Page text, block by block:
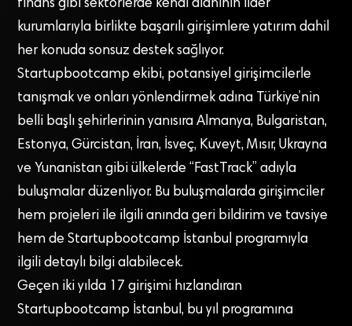
finans gibi sektörlerde kendi alanının lider
kurumlarıyla birlikte başarılı girişimlere yatırım dahil
her konuda sonsuz destek sağlıyor.
Startupbootcamp ekibi, potansiyel girişimcilerle
tanışmak ve onları yönlendirmek adına Türkiye’nin
belli başlı şehirlerinin yanısıra Almanya, Bulgaristan,
Estonya, Gürcistan, İran, İsveç, Kuveyt, Mısır, Ukrayna
ve Yunanistan gibi ülkelerde “FastTrack” adıyla
buluşmalar düzenliyor. Bu buluşmalarda girişimciler
hem projeleri ile ilgili anında geri bildirim ve tavsiye
hem de Startupbootcamp İstanbul programıyla
ilgili detaylı bilgi alabilecek.
Geçen iki yılda 17 girişimi hızlandıran
Startupbootcamp İstanbul, bu yıl programına